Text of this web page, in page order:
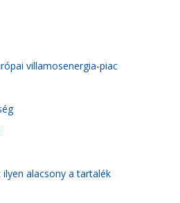
villamosenergia-piac
alacsony a tartalék